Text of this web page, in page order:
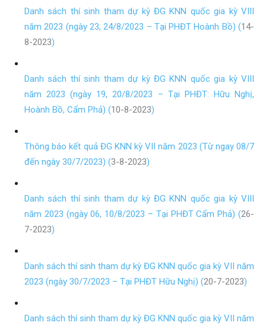
Danh sách thí sinh tham dự kỳ ĐG KNN quốc gia kỳ VIII
năm 2023 (ngày 23, 24/8/2023 – Tại PHĐT Hoành Bồ) (14-
8-2023)
Danh sách thí sinh tham dự kỳ ĐG KNN quốc gia kỳ VIII
năm 2023 (ngày 19, 20/8/2023 – Tại PHĐT: Hữu Nghị,
Hoành Bồ, Cẩm Phả) (10-8-2023)
Thông báo kết quả ĐG KNN kỳ VII năm 2023 (Từ ngay 08/7
đến ngày 30/7/2023) (3-8-2023)
Danh sách thí sinh tham dự kỳ ĐG KNN quốc gia kỳ VIII
năm 2023 (ngày 06, 10/8/2023 – Tại PHĐT Cẩm Phả) (26-
7-2023)
Danh sách thí sinh tham dự kỳ ĐG KNN quốc gia kỳ VII năm
2023 (ngày 30/7/2023 – Tại PHĐT Hữu Nghị) (20-7-2023)
Danh sách thí sinh tham dự kỳ ĐG KNN quốc gia kỳ VII năm